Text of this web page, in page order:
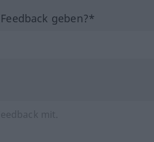
geben?*